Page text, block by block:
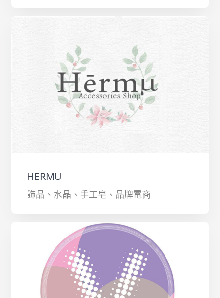
HERMU
飾品、水晶、手工皂、品牌電商